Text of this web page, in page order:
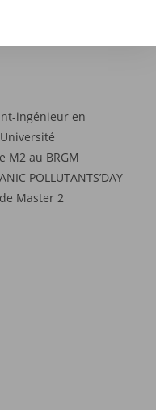
ingénieur en
M2 au BRGM
POLLUTANTS’DAY
Master 2